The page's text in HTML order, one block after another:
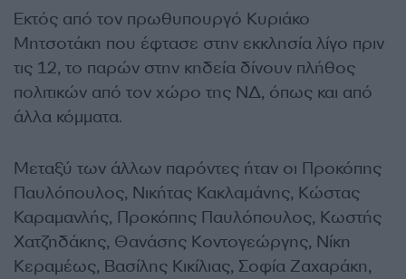
Εκτός από τον πρωθυπουργό Κυριάκο
Μητσοτάκη που έφτασε στην εκκλησία λίγο πριν
τις 12, το παρών στην κηδεία δίνουν πλήθος
πολιτικών από τον χώρο της ΝΔ, όπως και από
άλλα κόμματα.
Μεταξύ των άλλων παρόντες ήταν οι Προκόπης
Παυλόπουλος, Νικήτας Κακλαμάνης, Κώστας
Καραμανλής, Προκόπης Παυλόπουλος, Κωστής
Χατζηδάκης, Θανάσης Κοντογεώργης, Νίκη
Κεραμέως, Βασίλης Κικίλιας, Σοφία Ζαχαράκη,